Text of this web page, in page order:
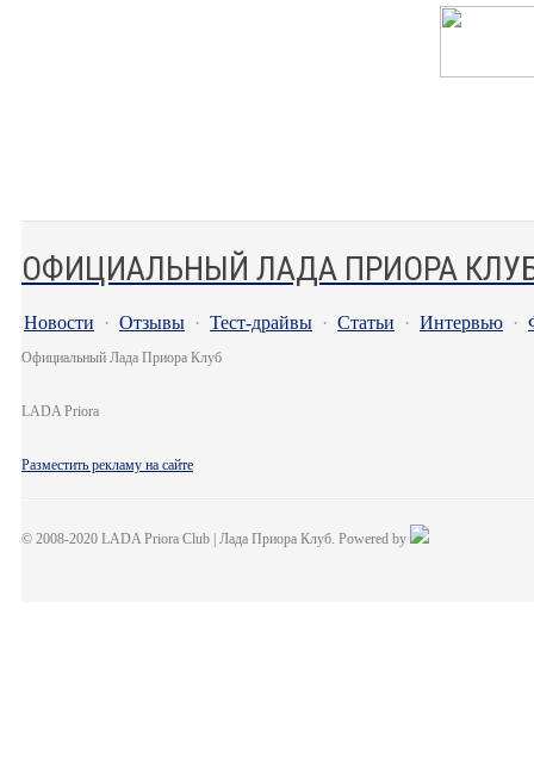
ОФИЦИАЛЬНЫЙ ЛАДА ПРИОРА
Новости · Отзывы · Тест-драйвы · Статьи · Интервью ·
Официальный Лада Приора Клуб
LADA Priora
Разместить рекламу на сайте
© 2008-2020 LADA Priora Club | Лада Приора Клуб. Powered by